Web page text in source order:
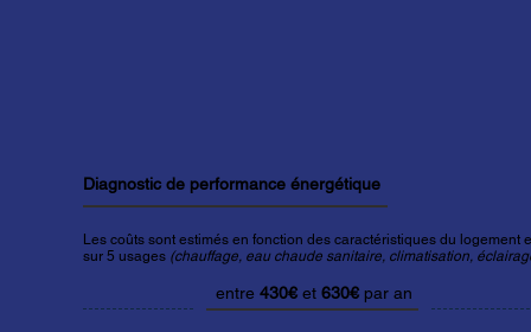
Diagnostic de performance énergétique
Les coûts sont estimés en fonction des caractéristiques du logement
sur 5 usages (chauffage, eau chaude sanitaire, climatisation,
entre 430€ et 630€ par an